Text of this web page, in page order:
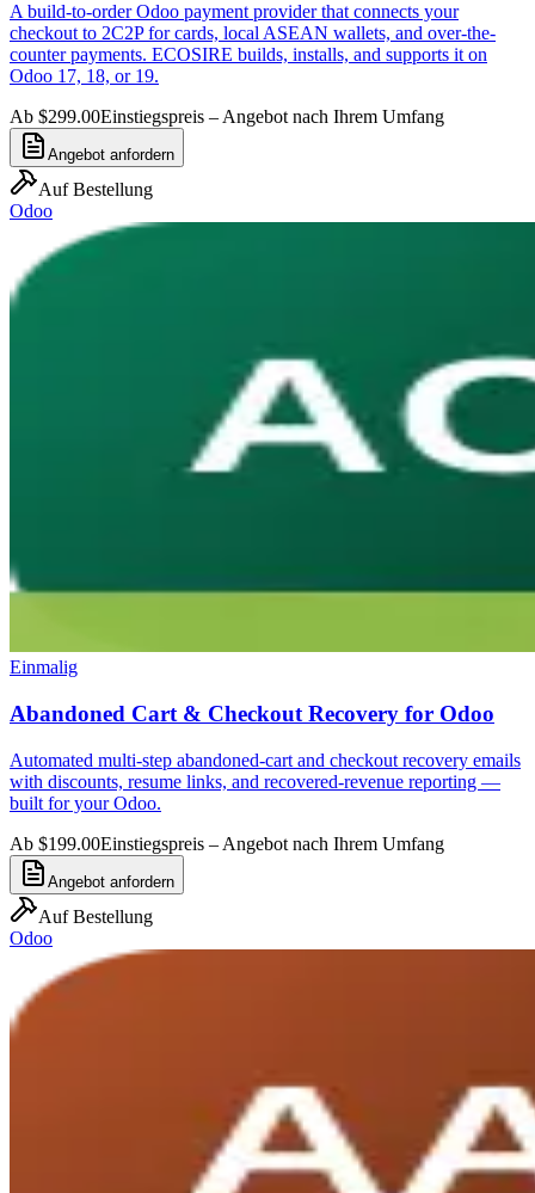
A build-to-order Odoo payment provider that connects your
checkout to 2C2P for cards, local ASEAN wallets, and over-the-
counter payments. ECOSIRE builds, installs, and supports it on
Odoo 17, 18, or 19.
Ab $299.00Einstiegspreis – Angebot nach Ihrem Umfang
Angebot anfordern
Auf Bestellung
Odoo
Einmalig
Abandoned Cart & Checkout Recovery for Odoo
Automated multi-step abandoned-cart and checkout recovery emails
with discounts, resume links, and recovered-revenue reporting —
built for your Odoo.
Ab $199.00Einstiegspreis – Angebot nach Ihrem Umfang
Angebot anfordern
Auf Bestellung
Odoo